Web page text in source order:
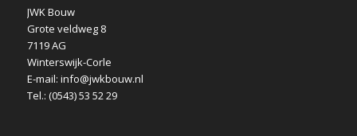
JWK Bouw
Grote veldweg 8
7119 AG
Winterswijk-Corle
E-mail: info@jwkbouw.nl
Tel.: (0543) 53 52 29